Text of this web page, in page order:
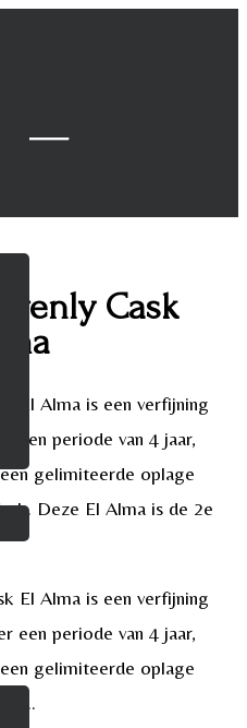
Cask
El Alma is een verfijning
een periode van 4 jaar,
gelimiteerde oplage
Deze El Alma is de 2e
El Alma is een verfijning
een periode van 4 jaar,
gelimiteerde oplage